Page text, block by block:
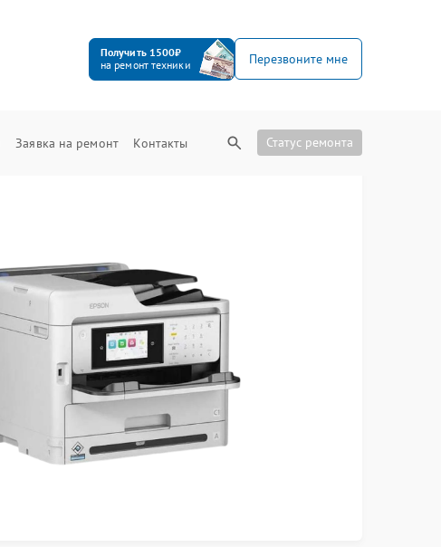
Получить 1500₽
на ремонт техники
Перезвоните мне
Заявка на ремонт Контакты Статус ремонта